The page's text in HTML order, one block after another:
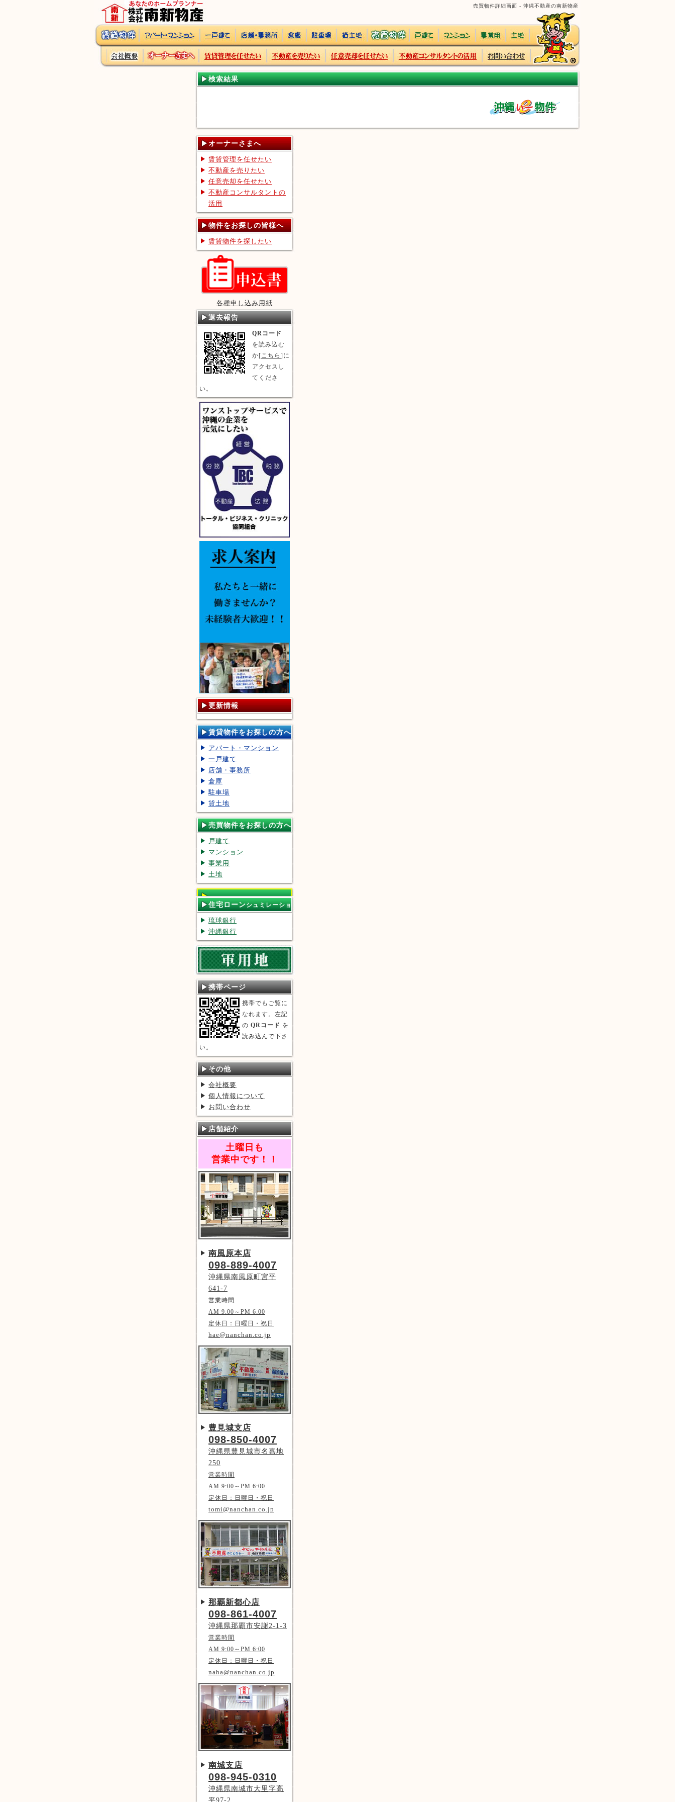
売買物件詳細画面 - 沖縄不動産の南新物産
検索結果
オーナーさまへ
賃貸管理を任せたい
不動産を売りたい
任意売却を任せたい
不動産コンサルタントの
活用
物件をお探しの皆様へ
賃貸物件を探したい
各種申し込み用紙
退去報告
QRコード
を読み込む
か[こちら ]に
アクセスし
てくださ
い。
更新情報
賃貸物件をお探しの方へ
アパート・マンション
一戸建て
店舗・事務所
倉庫
駐車場
貸土地
売買物件をお探しの方へ
戸建て
マンション
事業用
土地
住宅ローンシュミレーショ
ン
琉球銀行
沖縄銀行
携帯ページ
携帯でもご覧に
なれます。左記
の QRコード を
読み込んで下さ
い。
その他
会社概要
個人情報について
お問い合わせ
店舗紹介
土曜日も
営業中です！！
南風原本店
098-889-4007
沖縄県南風原町宮平
641-7
営業時間
AM 9:00～PM 6:00
定休日：日曜日・祝日
hae@nanchan.co.jp
豊見城支店
098-850-4007
沖縄県豊見城市名嘉地
250
営業時間
AM 9:00～PM 6:00
定休日：日曜日・祝日
tomi@nanchan.co.jp
那覇新都心店
098-861-4007
沖縄県那覇市安謝2-1-3
営業時間
AM 9:00～PM 6:00
定休日：日曜日・祝日
naha@nanchan.co.jp
南城支店
098-945-0310
沖縄県南城市大里字高
平97-2